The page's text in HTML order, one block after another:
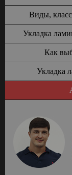
Виды,
Укладка
Как
Укладка